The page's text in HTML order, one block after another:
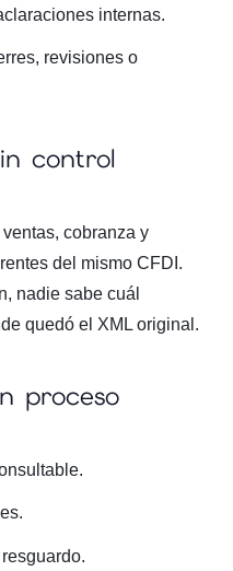
internas.
revisiones o
control
cobranza y
del mismo CFDI.
nadie sabe cuál
quedó el XML original.
proceso